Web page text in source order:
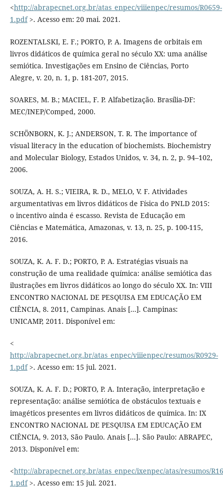
<http://abrapecnet.org.br/atas_enpec/viiienpec/resumos/R0659-
1.pdf>. Acesso em: 20 mai. 2021.
ROZENTALSKI, E. F.; PORTO, P. A. Imagens de orbitais em
livros didáticos de química geral no século XX: uma análise
semiótica. Investigações em Ensino de Ciências, Porto
Alegre, v. 20, n. 1, p. 181-207, 2015.
SOARES, M. B.; MACIEL, F. P. Alfabetização. Brasília-DF:
MEC/INEP/Comped, 2000.
SCHÖNBORN, K. J.; ANDERSON, T. R. The importance of
visual literacy in the education of biochemists. Biochemistry
and Molecular Biology, Estados Unidos, v. 34, n. 2, p. 94–102,
2006.
SOUZA, A. H. S.; VIEIRA, R. D., MELO, V. F. Atividades
argumentativas em livros didáticos de Física do PNLD 2015:
o incentivo ainda é escasso. Revista de Educação em
Ciências e Matemática, Amazonas, v. 13, n. 25, p. 100-115,
2016.
SOUZA, K. A. F. D.; PORTO, P. A. Estratégias visuais na
construção de uma realidade química: análise semiótica das
ilustrações em livros didáticos ao longo do século XX. In: VIII
ENCONTRO NACIONAL DE PESQUISA EM EDUCAÇÃO EM
CIÊNCIA, 8. 2011, Campinas. Anais [...]. Campinas:
UNICAMP, 2011. Disponível em:
<
http://abrapecnet.org.br/atas_enpec/viiienpec/resumos/R0929-
1.pdf>. Acesso em: 15 jul. 2021.
SOUZA, K. A. F. D.; PORTO, P. A. Interação, interpretação e
representação: análise semiótica de obstáculos textuais e
imagéticos presentes em livros didáticos de química. In: IX
ENCONTRO NACIONAL DE PESQUISA EM EDUCAÇÃO EM
CIÊNCIA, 9. 2013, São Paulo. Anais [...]. São Paulo: ABRAPEC,
2013. Disponível em:
<http://abrapecnet.org.br/atas_enpec/ixenpec/atas/resumos/
1.pdf>. Acesso em: 15 jul. 2021.